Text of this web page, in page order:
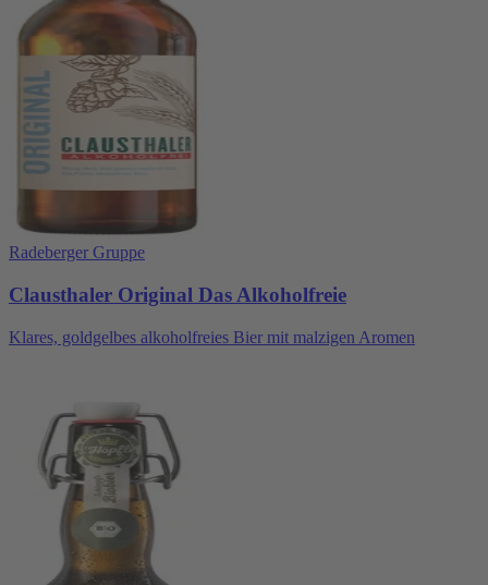
Radeberger Gruppe
Clausthaler Original Das Alkoholfreie
Klares, goldgelbes alkoholfreies Bier mit malzigen Aromen